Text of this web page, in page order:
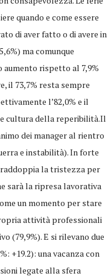
quando e come essere
di aver fatto o di avere in
ma comunque
aumento rispetto al 7,9%
il 73,7% resta sempre
l’82,0% e il
cultura della reperibilità.Il
dei manager al rientro
e instabilità). In forte
raddoppia la tristezza per
sarà la ripresa lavorativa
un momento per stare
attività professionali
(79,9%). E si rilevano due
+19.2): una vacanza con
legate alla sfera